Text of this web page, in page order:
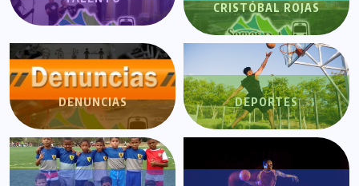
CRISTÓBAL ROJAS
DENUNCIAS DEPORTES